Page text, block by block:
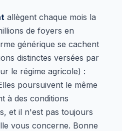
allègent chaque mois la
de foyers en
générique se cachent
distinctes versées par
le régime agricole) :
poursuivent le même
à des conditions
et il n'est pas toujours
vous concerne. Bonne